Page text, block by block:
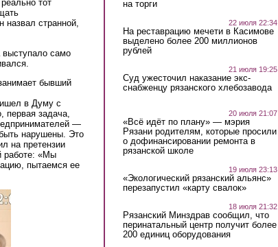
тот
назвал странной,
само
бывший
в Думу с
первая задача,
—
нарушены. Это
на претензии
работе: «Мы
пытаемся ее
на торги
22 июля 22:34
На реставрацию мечети в Касимове
выделено более 200 миллионов
рублей
21 июля 19:25
Суд ужесточил наказание экс-
снабженцу рязанского хлебозавода
20 июля 21:07
«Всё идёт по плану» — мэрия
Рязани родителям, которые просили
о дофинансировании ремонта в
рязанской школе
19 июля 23:13
«Экологический рязанский альянс»
перезапустил «карту свалок»
18 июля 21:32
Рязанский Минздрав сообщил, что
перинатальный центр получит более
200 единиц оборудования